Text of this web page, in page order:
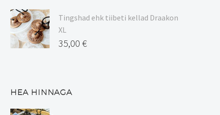
Tingshad ehk tiibeti kellad Draakon
XL
35,00 €
HEA HINNAGA